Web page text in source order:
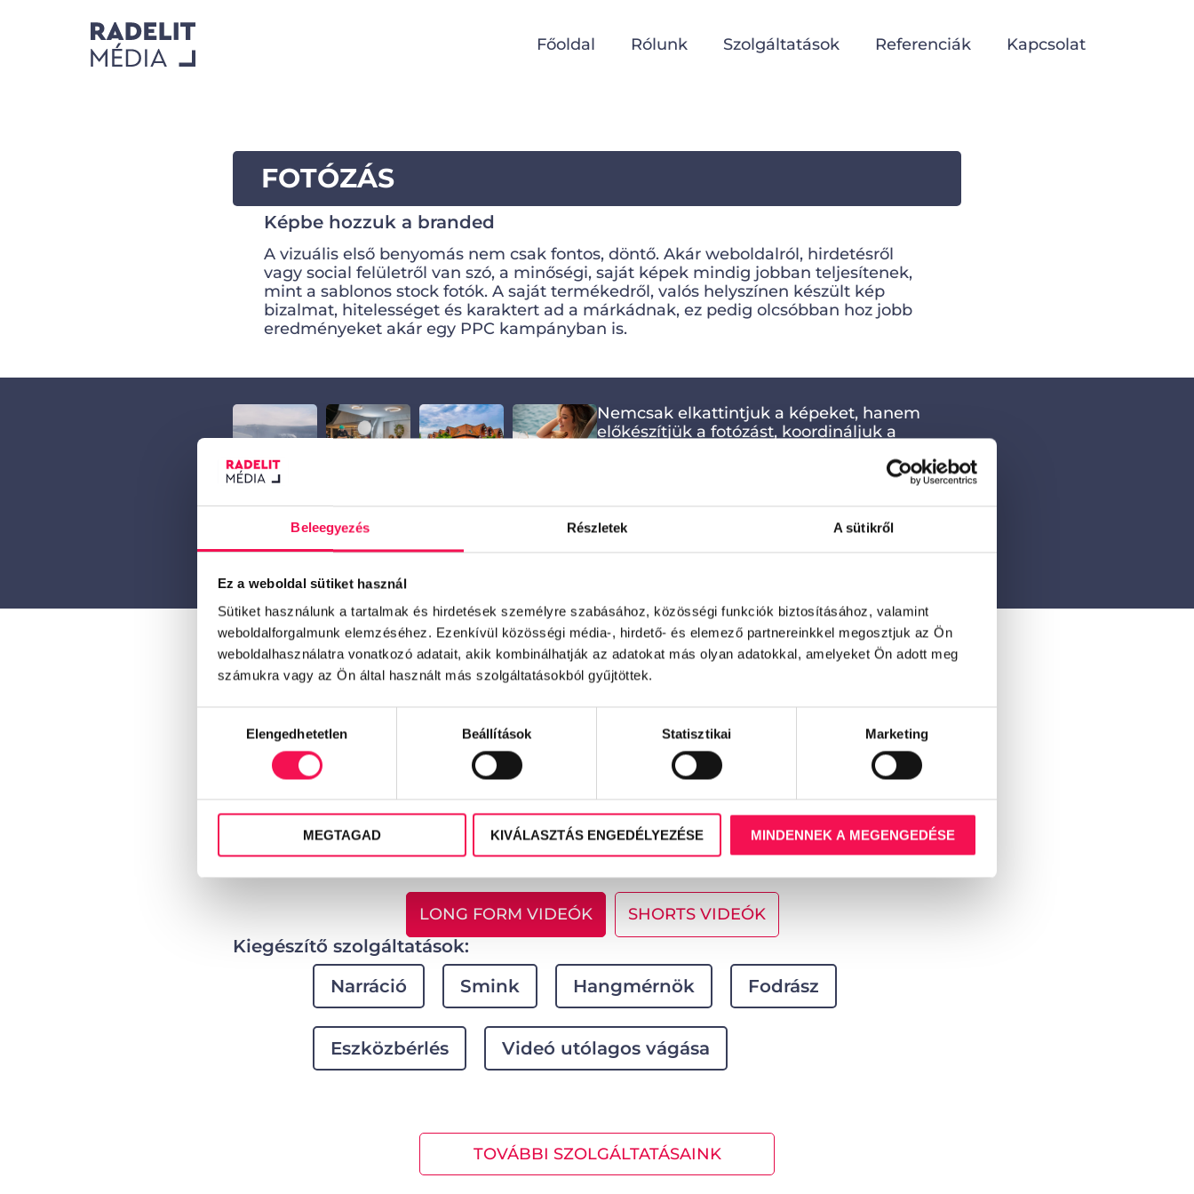
Beleegyezés Részletek A sütikről
Ez a weboldal sütiket használ
Sütiket használunk a tartalmak és hirdetések személyre szabásához, közösségi funkciók biztosításához, valamint
weboldalforgalmunk elemzéséhez. Ezenkívül közösségi média-, hirdető- és elemező partnereinkkel megosztjuk az Ön
weboldalhasználatra vonatkozó adatait, akik kombinálhatják az adatokat más olyan adatokkal, amelyeket Ön adott meg
számukra vagy az Ön által használt más szolgáltatásokból gyűjtöttek.
kiválasztásaElengedhetetlen Beállítások Statisztikai Marketing
MEGTAGAD KIVÁLASZTÁS ENGEDÉLYEZÉSE MINDENNEK A MEGENGEDÉSE
Főoldal Rólunk Szolgáltatások Referenciák Kapcsolat
FOTÓZÁS
Képbe hozzuk a branded
A vizuális első benyomás nem csak fontos, döntő. Akár weboldalról, hirdetésről
vagy social felületről van szó, a minőségi, saját képek mindig jobban teljesítenek,
mint a sablonos stock fotók. A saját termékedről, valós helyszínen készült kép
bizalmat, hitelességet és karaktert ad a márkádnak, ez pedig olcsóbban hoz jobb
eredményeket akár egy PPC kampányban is.
Nemcsak elkattintjuk a képeket, hanem
előkészítjük a fotózást, koordináljuk a
szervezünk és minden részletre figyelünk a
márkád arculatával összhangban. Legyen
szó termék-, enteriőr-, portré- vagy
reklámfotózásról, minden képkockának célja
INGYENES KONZULTÁCIÓT KÉREK!
A minőségi képek mellett a videós tartalmak szerepe is egyre jelentősebb. Egy jól
átgondolt, márkára szabott videó nemcsak érzelmet közvetít, hanem hatékonyan
A kép megragad, a videó megtart. A minőségi képek mellett a videós tartalmak
szerepe is jelentős. A márkádhoz illeszkedő mozgóképes tartalom nemcsak
figyelmet kér, hanem emlékezetessé tesz. Egy jól felépített, vizuálisan erős videó
kapcsolódnak a rövidformátumú tartalmak – Reels, Shorts – amik gyorsan
megragadják a figyelmet, ösztönöznek a reakcióra és látványosan teljesítenek a
social felületeken.
LONG FORM VIDEÓK SHORTS VIDEÓK
Kiegészítő szolgáltatások:
Narráció
Smink Hangmérnök Fodrász
Eszközbérlés Videó utólagos vágása
TOVÁBBI SZOLGÁLTATÁSAINK